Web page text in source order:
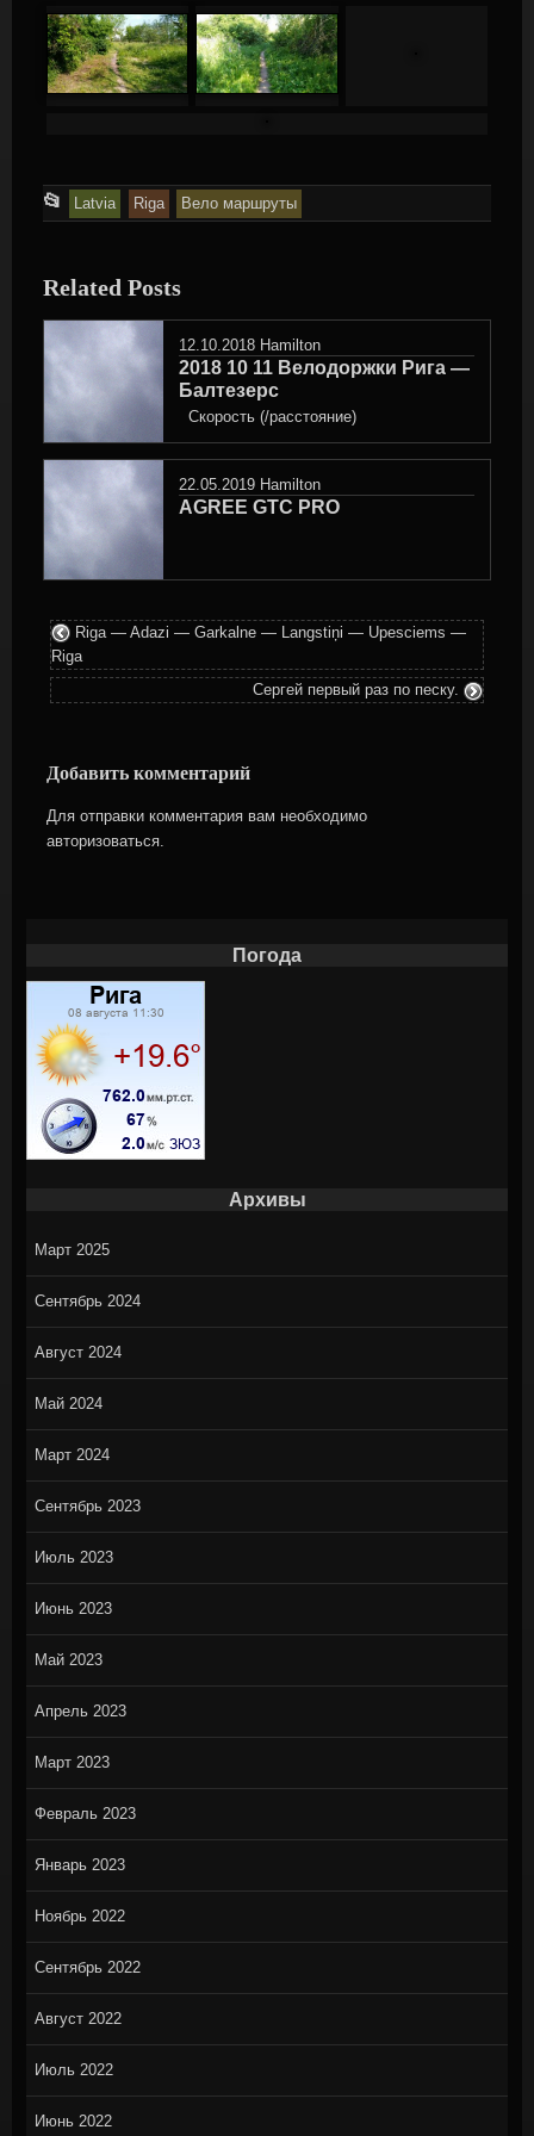
n
t
t
o
n
y
e
s
s
i
n
a
g
e
a
m
o
f
📂
This
posted
Latvia Riga Вело маршруты
Related Posts
12.10.2018 Hamilton
2018 10 11 Велодоржки Рига —
Балтезерс
Скорость (/расстояние)
22.05.2019 Hamilton
AGREE GTC PRO
Riga — Adazi — Garkalne — Langstiņi — Upesciems —
Riga
Сергей первый раз по песку.
Добавить комментарий
Для отправки комментария вам необходимо
авторизоваться
Погода
Архивы
Март 2025
Сентябрь 2024
Август 2024
Май 2024
Март 2024
Сентябрь 2023
Июль 2023
Июнь 2023
Май 2023
Апрель 2023
Март 2023
Февраль 2023
Январь 2023
Ноябрь 2022
Сентябрь 2022
Август 2022
Июль 2022
Июнь 2022